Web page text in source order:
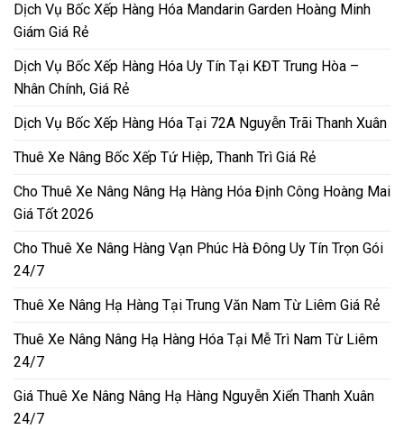
Dịch Vụ Bốc Xếp Hàng Hóa Mandarin Garden Hoàng Minh
Giám Giá Rẻ
Dịch Vụ Bốc Xếp Hàng Hóa Uy Tín Tại KĐT Trung Hòa –
Nhân Chính, Giá Rẻ
Dịch Vụ Bốc Xếp Hàng Hóa Tại 72A Nguyễn Trãi Thanh Xuân
Thuê Xe Nâng Bốc Xếp Tứ Hiệp, Thanh Trì Giá Rẻ
Cho Thuê Xe Nâng Nâng Hạ Hàng Hóa Định Công Hoàng Mai
Giá Tốt 2026
Cho Thuê Xe Nâng Hàng Vạn Phúc Hà Đông Uy Tín Trọn Gói
24/7
Thuê Xe Nâng Hạ Hàng Tại Trung Văn Nam Từ Liêm Giá Rẻ
Thuê Xe Nâng Nâng Hạ Hàng Hóa Tại Mễ Trì Nam Từ Liêm
24/7
Giá Thuê Xe Nâng Nâng Hạ Hàng Nguyễn Xiển Thanh Xuân
24/7